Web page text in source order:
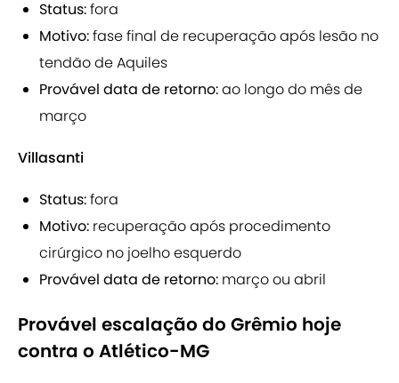
Status:fora
Motivo:fase final de recuperação após lesão no
tendão de Aquiles
Provável data de retorno:ao longo do mês de
março
Villasanti
Status:fora
Motivo: recuperação após procedimento
cirúrgico no joelho esquerdo
Provável data de retorno: março ou abril
Provável escalação do Grêmio hoje
contra o Atlético-MG